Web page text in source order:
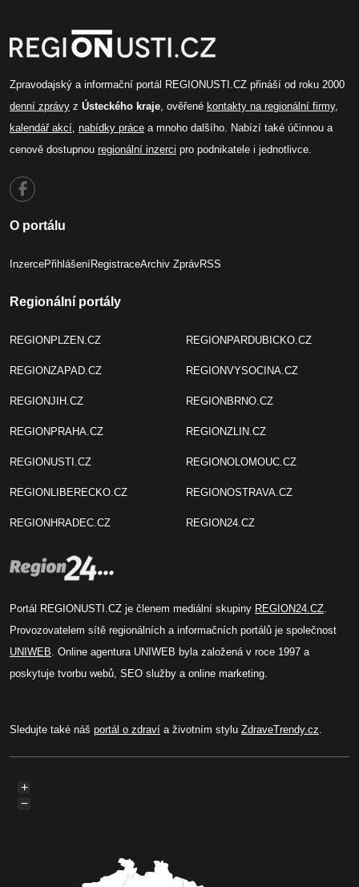
Zpravodajský a informační portál REGIONUSTI.CZ přináší od roku 2000
denní zprávy z Ústeckého kraje , ověřené kontakty na regionální firmy,
kalendář akcí nabídky práce a mnoho dalšího. Nabízí také účinnou a
cenově dostupnou regionální inzerci pro podnikatele i jednotlivce.
O portálu
InzercePřihlášeníRegistraceArchiv ZprávRSS
Regionální portály
REGIONPLZEN.CZ
REGIONZAPAD.CZ
REGIONJIH.CZ
REGIONPRAHA.CZ
REGIONUSTI.CZ
REGIONLIBERECKO.CZ
REGIONHRADEC.CZ
REGIONPARDUBICKO.CZ
REGIONVYSOCINA.CZ
REGIONBRNO.CZ
REGIONZLIN.CZ
REGIONOLOMOUC.CZ
REGIONOSTRAVA.CZ
REGION24.CZ
Portál REGIONUSTI.CZ je členem mediální skupiny REGION24.CZ
Provozovatelem sítě regionálních a informačních portálů je společnost
UNIWEB . Online agentura UNIWEB byla založená v roce 1997 a
poskytuje tvorbu webů, SEO služby a online marketing.
Sledujte také náš portál o zdraví a životním stylu ZdraveTrendy.cz
+
−